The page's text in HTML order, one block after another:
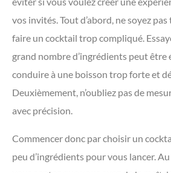
vos invités. Tout d’abord, ne soyez pas
faire un cocktail trop compliqué.
grand nombre d’ingrédients peut être
conduire à une boisson trop forte et
Deuxièmement, n’oubliez pas de
avec précision.
Commencer donc par choisir un
peu d’ingrédients pour vous lancer.